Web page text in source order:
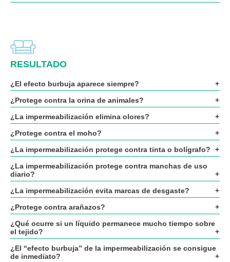
RESULTADO
¿El efecto burbuja aparece siempre?
¿Protege contra la orina de animales?
¿La impermeabilización elimina olores?
¿Protege contra el moho?
¿La impermeabilización protege contra tinta o bolígrafo?
¿La impermeabilización protege contra manchas de uso
diario?
¿La impermeabilización evita marcas de desgaste?
¿Protege contra arañazos?
¿Qué ocurre si un líquido permanece mucho tiempo sobre
el tejido?
¿El “efecto burbuja” de la impermeabilización se consigue
de inmediato?